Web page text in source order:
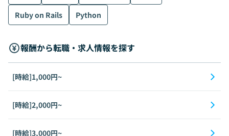
Ruby on Rails
Python
報酬から転職・求人情報を探す
[時給]1,000円~
[時給]2,000円~
[時給]3,000円~